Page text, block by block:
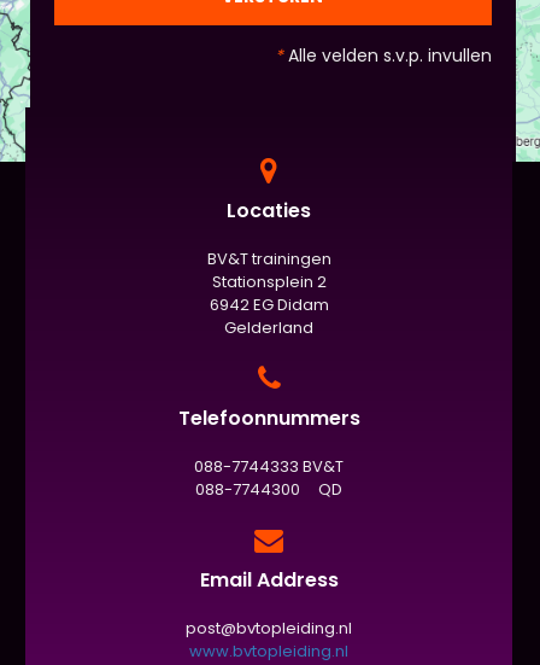
nog met spiekbriefje). - Vergeet het
evaluatieformulier niet :)
*Alle velden s.v.p. invullen
Locaties
BV&T trainingen
Stationsplein 2
6942 EG Didam
Gelderland
Telefoonnummers
088-7744333 BV&T
088-7744300 QD
Email Address
post@bvtopleiding.nl
www.bvtopleiding.nl